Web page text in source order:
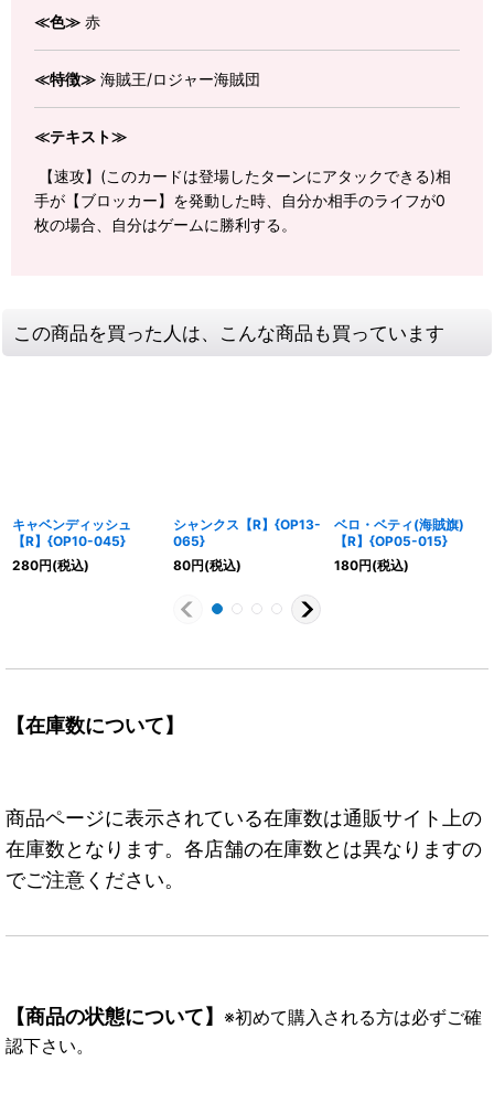
≪色≫ 赤
≪特徴≫ 海賊王/ロジャー海賊団
≪テキスト≫
【速攻】(このカードは登場したターンにアタックできる)相
手が【ブロッカー】を発動した時、自分か相手のライフが0
枚の場合、自分はゲームに勝利する。
この商品を買った人は、こんな商品も買っています
キャベンディッシュ
【R】{OP10-045}
280円(税込)
シャンクス【R】{OP13-
065}
80円(税込)
ベロ・ベティ(海賊旗)
【R】{OP05-015}
180円(税込)
【在庫数について】
商品ページに表示されている在庫数は通販サイト上の
在庫数となります。各店舗の在庫数とは異なりますの
でご注意ください。
【商品の状態について】 ※初めて購入される方は必ずご確
認下さい。